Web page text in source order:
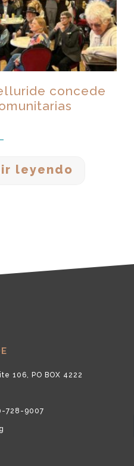
concede
leyendo
106, PO BOX 4222
728-9007